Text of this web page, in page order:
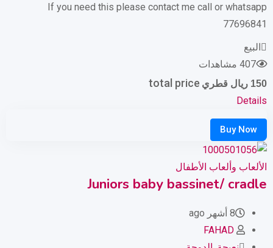
If you need this please contact me call or whatsapp
77696841
البيع
407 مشاهدات
150 ريال قطري total price
Details
الألعاب وألعاب الأطفال
Juniors baby bassinet/ cradle
8 أشهر ago
FAHAD